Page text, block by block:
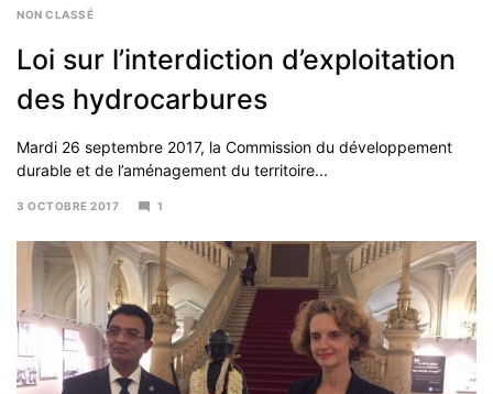
NON CLASSÉ
Loi sur l’interdiction d’exploitation
des hydrocarbures
Mardi 26 septembre 2017, la Commission du développement
durable et de l’aménagement du territoire...
3 OCTOBRE 2017
2017
1